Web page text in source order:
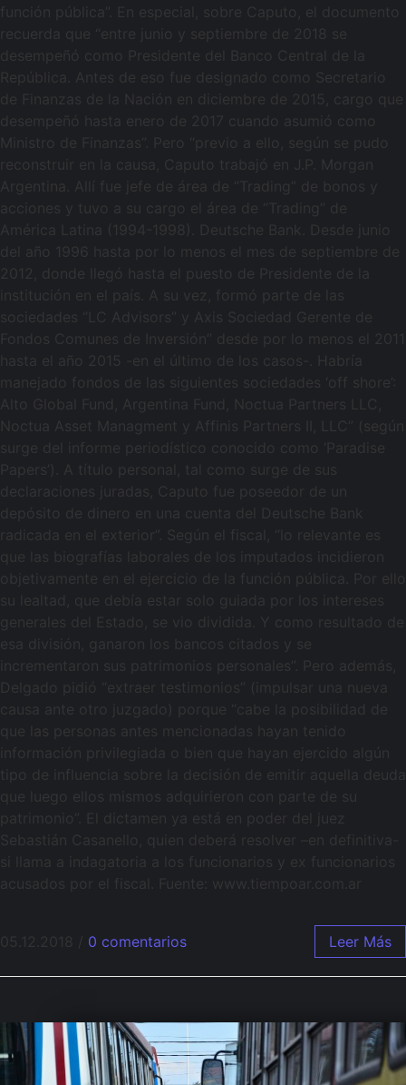
función pública”. En especial, sobre Caputo, el documento
recuerda que “entre junio y septiembre de 2018 se
desempeñó como Presidente del Banco Central de la
República. Antes de eso fue designado como Secretario
de Finanzas de la Nación en diciembre de 2015, cargo que
desempeñó hasta enero de 2017 cuando asumió como
Ministro de Finanzas”. Pero “previo a ello, según se pudo
reconstruir en la causa, Caputo trabajó en J.P. Morgan
Argentina. Allí fue jefe de área de “Trading” de bonos y
acciones y tuvo a su cargo el área de “Trading” de
América Latina (1994-1998). Deutsche Bank. Desde junio
del año 1996 hasta por lo menos el mes de septiembre de
2012, donde llegó hasta el puesto de Presidente de la
institución en el país. A su vez, formó parte de las
sociedades “LC Advisors” y Axis Sociedad Gerente de
Fondos Comunes de Inversión” desde por lo menos el 2011
hasta el año 2015 -en el último de los casos-. Habría
manejado fondos de las siguientes sociedades ‘off shore’:
Alto Global Fund, Argentina Fund, Noctua Partners LLC,
Noctua Asset Managment y Affinis Partners II, LLC” (según
surge del informe periodístico conocido como ‘Paradise
Papers’). A título personal, tal como surge de sus
declaraciones juradas, Caputo fue poseedor de un
depósito de dinero en una cuenta del Deutsche Bank
radicada en el exterior”. Según el fiscal, “lo relevante es
que las biografías laborales de los imputados incidieron
objetivamente en el ejercicio de la función pública. Por ello
su lealtad, que debía estar solo guiada por los intereses
generales del Estado, se vio dividida. Y como resultado de
esa división, ganaron los bancos citados y se
incrementaron sus patrimonios personales”. Pero además,
Delgado pidió “extraer testimonios” (impulsar una nueva
causa ante otro juzgado) porque “cabe la posibilidad de
que las personas antes mencionadas hayan tenido
información privilegiada o bien que hayan ejercido algún
tipo de influencia sobre la decisión de emitir aquella deuda
que luego ellos mismos adquirieron con parte de su
patrimonio”. El dictamen ya está en poder del juez
Sebastián Casanello, quien deberá resolver –en definitiva-
si llama a indagatoria a los funcionarios y ex funcionarios
acusados por el fiscal. Fuente: www.tiempoar.com.ar
05.12.2018 0 comentarios Leer Más